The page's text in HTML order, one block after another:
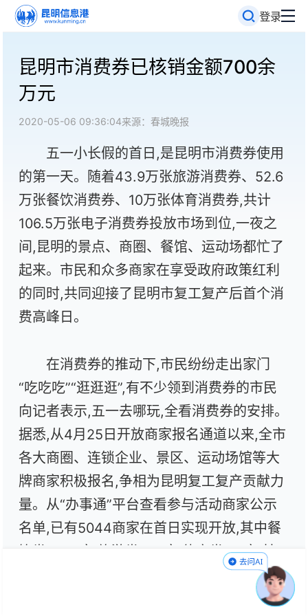
登录
昆明市消费券已核销金额700余
万元
2020-05-06 09:36:04来源：春城晚报
五一小长假的首日,是昆明市消费券使用
的第一天。随着43.9万张旅游消费券、52.6
万张餐饮消费券、10万张体育消费券,共计
106.5万张电子消费券投放市场到位,一夜之
间,昆明的景点、商圈、餐馆、运动场都忙了
起来。市民和众多商家在享受政府政策红利
的同时,共同迎接了昆明市复工复产后首个消
费高峰日。
在消费券的推动下,市民纷纷走出家门
“吃吃吃”“逛逛逛”,有不少领到消费券的市民
向记者表示,五一去哪玩,全看消费券的安排。
据悉,从4月25日开放商家报名通道以来,全市
各大商圈、连锁企业、景区、运动场馆等大
牌商家积极报名,争相为昆明复工复产贡献力
量。从“办事通”平台查看参与活动商家公示
名单,已有5044商家在首日实现开放,其中餐
饮类4286家,旅游类640家,体育类118家,其
中不乏市民喜爱的餐饮、游玩品牌,商家覆盖
昆明市区及周边县域。为了吸引“持券”消费